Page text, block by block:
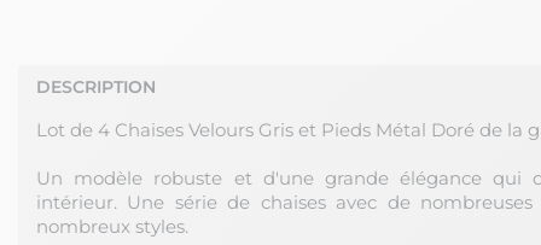
DESCRIPTION
Lot de 4 Chaises Velours Gris et Pieds Métal Doré de la
Un modèle robuste et d'une grande élégance qui
intérieur. Une série de chaises avec de
nombreux styles.